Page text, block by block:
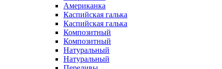
Американка
Каспийская галька
Каспийская галька
Композитный
Композитный
Натуральный
Натуральный